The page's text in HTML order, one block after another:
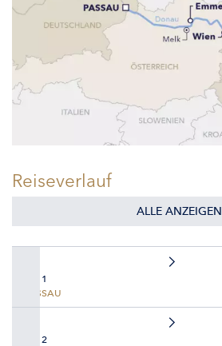
Reiseverlauf
ALLE ANZEIGEN
TAG 1
PASSAU
TAG 2